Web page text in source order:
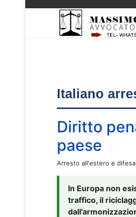
Italiano
Diritto
paese
Arresto all'estero e
In Europa non
traffico, il